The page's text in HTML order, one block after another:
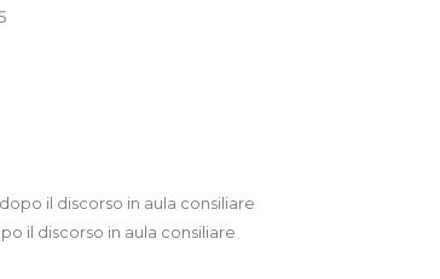
il discorso in aula consiliare